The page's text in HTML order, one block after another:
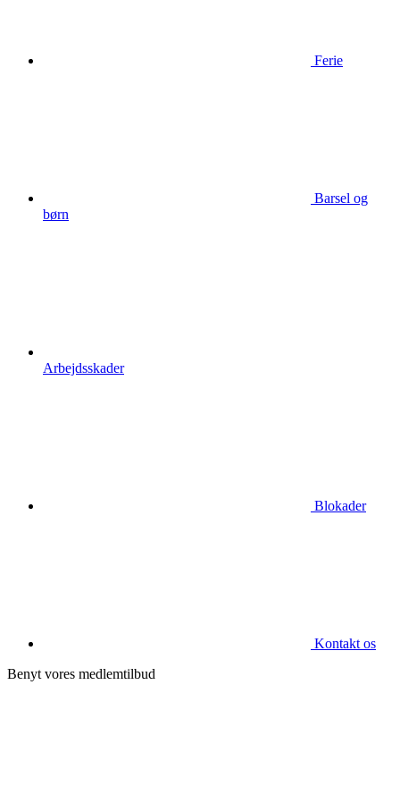
Ferie
Barsel og
børn
Arbejdsskader
Blokader
Kontakt os
Benyt vores medlemtilbud